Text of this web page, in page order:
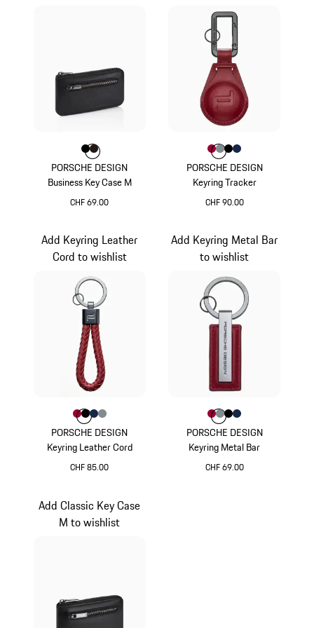
PORSCHE DESIGN
Business Key Case M
CHF 69.00
Farbe
FarbeFarbe
PORSCHE DESIGN
Keyring Tracker
CHF 90.00
Farbe
Farbekarminrot
Farbe
FarbeFarbe
PORSCHE DESIGN
Keyring Leather Cord
CHF 85.00
Add Keyring Leather
Cord to wishlist
Farbe
Farbekarminrot
Farbe
FarbeFarbe
PORSCHE DESIGN
Keyring Metal Bar
CHF 69.00
Add Keyring Metal Bar
to wishlist
Farbe
Farbekarminrot
Farbe
FarbeFarbe
Add Classic Key Case
M to wishlist